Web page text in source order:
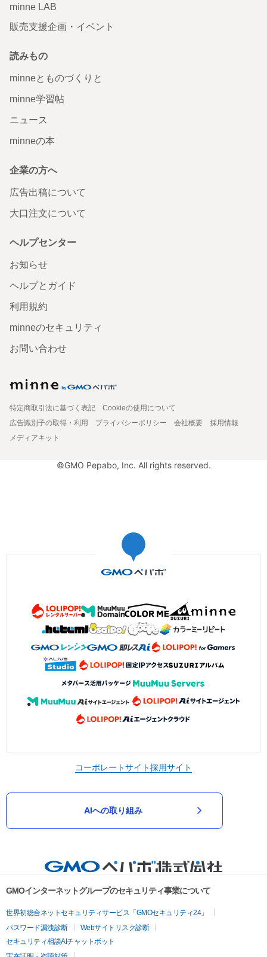
minne LAB
販売支援企画・イベント
読みもの
minneとものづくりと
minne学習帖
ニュース
minneの本
企業の方へ
広告出稿について
大口注文について
ヘルプセンター
お知らせ
ヘルプとガイド
利用規約
minneのセキュリティ
お問い合わせ
特定商取引法に基づく表記
Cookieの使用について
広告識別子の取得・利用
プライバシーポリシー 会社概要
採用情報
メディアキット
©GMO Pepabo, Inc. All rights reserved.
コーポレートサイト採用サイト
AIへの取り組み
GMOインターネットグループのセキュリティ事業について
世界初総合ネットセキュリティサービス「GMOセキュリティ24」
パスワード漏洩診断
Webサイトリスク診断
セキュリティ相談AIチャットボット